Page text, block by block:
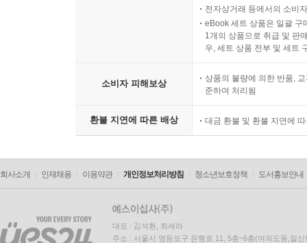
전자상거래 등에서의 소비
eBook 세트 상품은 일괄 구
1개의 상품으로 취급 및 판
우, 세트 상품 전부 및 세트
소비자 피해보상
상품의 불량에 의한 반품,
준하여 처리됨
환불 지연에 따른 배상 대금 환불 및 환불 지연에
회사소개 인재채용 이용약관 개인정보처리방침 청소년보호정책 도서홍보안내
대표 : 김석환, 최세라
주소 : 서울시 영등포구 은행로 11, 5층~6층(여의도동,일신